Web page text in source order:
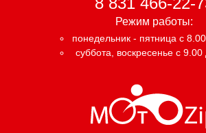
Режим работы:
понедельник - пятница с
суббота, воскресенье с